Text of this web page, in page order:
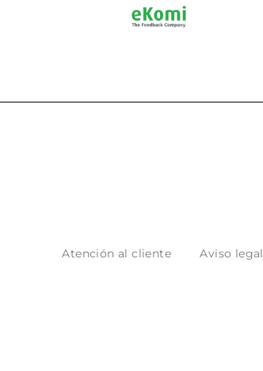
Atención al cliente Aviso legal